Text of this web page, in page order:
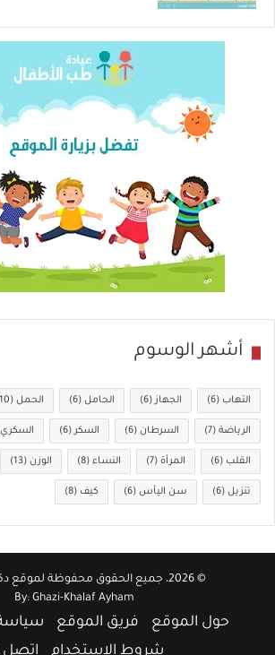
أشهر الوسوم
التهاب (6) الجهاز (6) الحامل (6) الحمل (10)
الرياضة (7) السرطان (6) السكر (6) السكري
القلب (6) المرأة (7) النساء (8) الوزن (13)
تنزيل (6) سن اليأس (6) كيف (8)
© 2026، جميع الحقوق محفوظة لموقع
By: Ghazi-Khalaf Ayham
حول الموقع فريق الموقع
شروط الإستخدام
اتصل